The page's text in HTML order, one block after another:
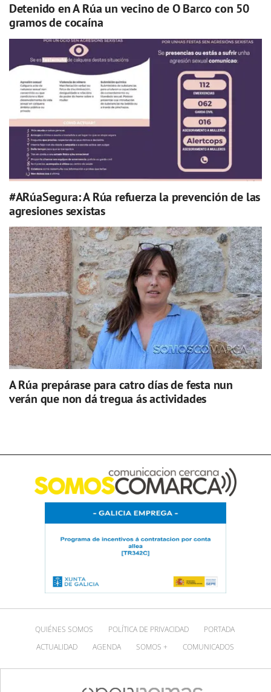
Detenido en A Rúa un vecino de O Barco con 50
gramos de cocaína
#ARúaSegura: A Rúa refuerza la prevención de las
agresiones sexistas
A Rúa prepárase para catro días de festa nun
verán que non dá tregua ás actividades
QUIÉNES SOMOS POLÍTICA DE PRIVACIDAD
PORTADA
ACTUALIDAD
AGENDA SOMOS + COMUNICADOS